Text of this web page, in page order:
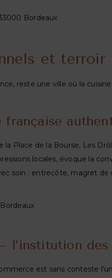
Bordeaux
et terroir
reste une ville où la
la Place de la Bourse, Les
locales, évoque la
soin : entrecôte, magret
l’institution
est sans conteste